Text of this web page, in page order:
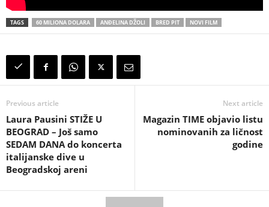
TAGS 60 MILIONA DOLARA ANĐELINA DŽOLI BRED PIT NOVI FILM
Previous article
Laura Pausini STIŽE U
BEOGRAD – Još samo
SEDAM DANA do koncerta
italijanske dive u
Beogradskoj areni
Next article
Magazin TIME objavio listu
nominovanih za ličnost
godine